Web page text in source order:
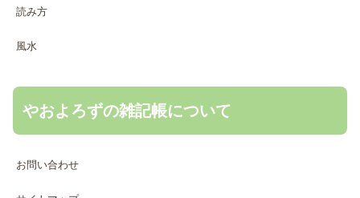
読み方
風水
やおよろずの雑記帳について
お問い合わせ